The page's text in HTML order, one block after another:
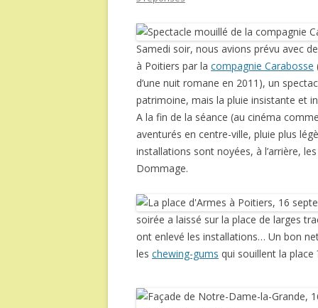
Samedi soir, nous avions prévu avec
à Poitiers par la compagnie Carabosse
d’une nuit romane en 2011), un
patrimoine, mais la pluie insistante et
A la fin de la séance (au cinéma
aventurés en centre-ville, pluie plus
installations sont noyées, à l’arrière,
Dommage.
soirée a laissé sur la place de larges
ont enlevé les installations… Un bon
les chewing-gums qui souillent la place